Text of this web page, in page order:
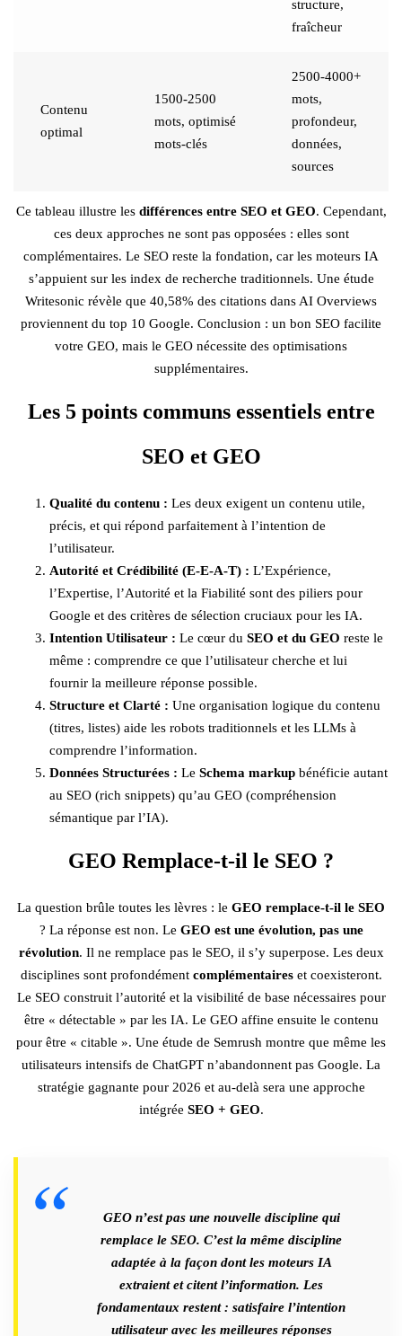
structure,
fraîcheur
Contenu
optimal
1500-2500
mots, optimisé
mots-clés
2500-4000+
mots,
profondeur,
données,
sources
Ce tableau illustre les différences entre SEO et GEO. Cependant,
ces deux approches ne sont pas opposées : elles sont
complémentaires. Le SEO reste la fondation, car les moteurs IA
s’appuient sur les index de recherche traditionnels. Une étude
Writesonic révèle que 40,58% des citations dans AI Overviews
proviennent du top 10 Google. Conclusion : un bon SEO facilite
votre GEO, mais le GEO nécessite des optimisations
supplémentaires.
Les 5 points communs essentiels entre
SEO et GEO
Qualité du contenu : Les deux exigent un contenu utile,
précis, et qui répond parfaitement à l’intention de
l’utilisateur.
Autorité et Crédibilité (E-E-A-T) : L’Expérience,
l’Expertise, l’Autorité et la Fiabilité sont des piliers pour
Google et des critères de sélection cruciaux pour les IA.
Intention Utilisateur : Le cœur du SEO et du GEO reste le
même : comprendre ce que l’utilisateur cherche et lui
fournir la meilleure réponse possible.
Structure et Clarté : Une organisation logique du contenu
(titres, listes) aide les robots traditionnels et les LLMs à
comprendre l’information.
Données Structurées : Le Schema markup bénéficie autant
au SEO (rich snippets) qu’au GEO (compréhension
sémantique par l’IA).
GEO Remplace-t-il le SEO ?
La question brûle toutes les lèvres : le GEO remplace-t-il le SEO
? La réponse est non. Le GEO est une évolution, pas une
révolution. Il ne remplace pas le SEO, il s’y superpose. Les deux
disciplines sont profondément complémentaireset coexisteront.
Le SEO construit l’autorité et la visibilité de base nécessaires pour
être « détectable » par les IA. Le GEO affine ensuite le contenu
pour être « citable ». Une étude de Semrush montre que même les
utilisateurs intensifs de ChatGPT n’abandonnent pas Google. La
stratégie gagnante pour 2026 et au-delà sera une approche
intégrée SEO + GEO.
GEO n’est pas une nouvelle discipline qui
remplace le SEO. C’est la même discipline
adaptée à la façon dont les moteurs IA
extraient et citent l’information. Les
fondamentaux restent : satisfaire l’intention
utilisateur avec les meilleures réponses